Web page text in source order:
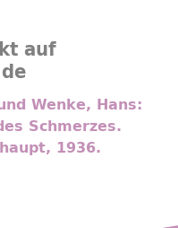
auf
Wenke, Hans:
Schmerzes.
1936.